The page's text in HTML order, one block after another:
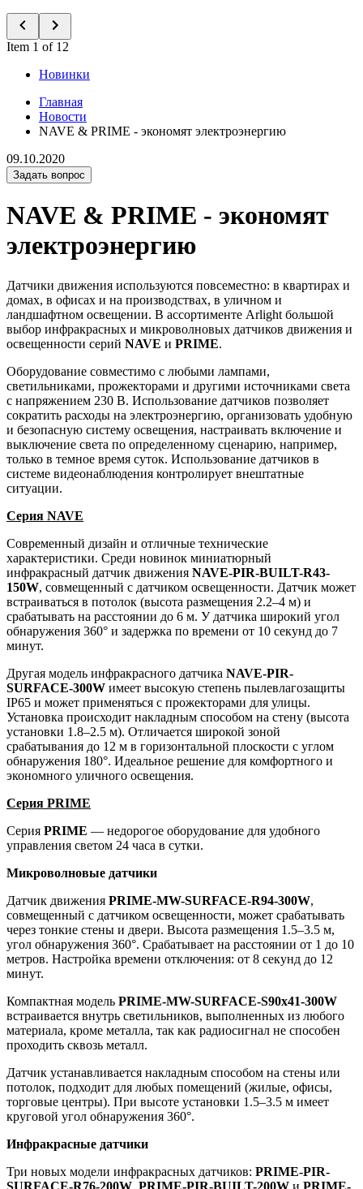
Item 1 of 12
Новинки
Главная
Новости
NAVE & PRIME - экономят электроэнергию
09.10.2020
Задать вопрос
NAVE & PRIME - экономят
электроэнергию
Датчики движения используются повсеместно: в квартирах и
домах, в офисах и на производствах, в уличном и
ландшафтном освещении. В ассортименте Arlight большой
выбор инфракрасных и микроволновых датчиков движения и
освещенности серий NAVE и PRIME.
Оборудование совместимо с любыми лампами,
светильниками, прожекторами и другими источниками света
с напряжением 230 В. Использование датчиков позволяет
сократить расходы на электроэнергию, организовать удобную
и безопасную систему освещения, настраивать включение и
выключение света по определенному сценарию, например,
только в темное время суток. Использование датчиков в
системе видеонаблюдения контролирует внештатные
ситуации.
Серия NAVE
Современный дизайн и отличные технические
характеристики. Среди новинок миниатюрный
инфракрасный датчик движения NAVE-PIR-BUILT-R43-
150W, совмещенный с датчиком освещенности. Датчик может
встраиваться в потолок (высота размещения 2.2–4 м) и
срабатывать на расстоянии до 6 м. У датчика широкий угол
обнаружения 360° и задержка по времени от 10 секунд до 7
минут.
Другая модель инфракрасного датчика NAVE-PIR-
SURFACE-300W имеет высокую степень пылевлагозащиты
IP65 и может применяться с прожекторами для улицы.
Установка происходит накладным способом на стену (высота
установки 1.8–2.5 м). Отличается широкой зоной
срабатывания до 12 м в горизонтальной плоскости с углом
обнаружения 180°. Идеальное решение для комфортного и
экономного уличного освещения.
Серия PRIME
Серия PRIME — недорогое оборудование для удобного
управления светом 24 часа в сутки.
Микроволновые датчики
Датчик движения PRIME-MW-SURFACE-R94-300W,
совмещенный с датчиком освещенности, может срабатывать
через тонкие стены и двери. Высота размещения 1.5–3.5 м,
угол обнаружения 360°. Срабатывает на расстоянии от 1 до 10
метров. Настройка времени отключения: от 8 секунд до 12
минут.
Компактная модель PRIME-MW-SURFACE-S90x41-300W
встраивается внутрь светильников, выполненных из любого
материала, кроме металла, так как радиосигнал не способен
проходить сквозь металл.
Датчик устанавливается накладным способом на стены или
потолок, подходит для любых помещений (жилые, офисы,
торговые центры). При высоте установки 1.5–3.5 м имеет
круговой угол обнаружения 360°.
Инфракрасные датчики
Три новых модели инфракрасных датчиков: PRIME-PIR-
SURFACE-R76-200W PRIME-PIR-BUILT-200W и PRIME-